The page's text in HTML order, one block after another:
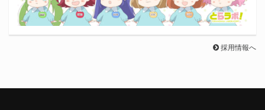
採用情報へ